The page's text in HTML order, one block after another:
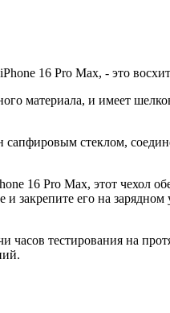
16 Pro Max, - это
материала, и имеет
стеклом,
16 Pro Max, этот чехол
и закрепите его на
тестирования на